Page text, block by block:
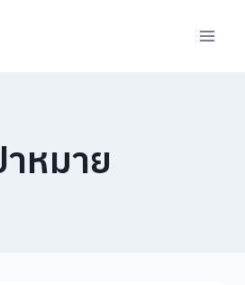
าหมาย